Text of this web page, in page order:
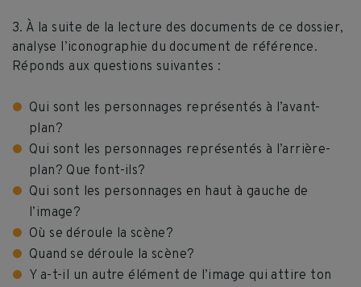
3. À la suite de la lecture des documents de ce dossier,
analyse l’iconographie du document de référence.
Réponds aux questions suivantes :
Qui sont les personnages représentés à l’avant-
plan?
Qui sont les personnages représentés à l’arrière-
plan? Que font-ils?
Qui sont les personnages en haut à gauche de
l’image?
Où se déroule la scène?
Quand se déroule la scène?
Y a-t-il un autre élément de l’image qui attire ton